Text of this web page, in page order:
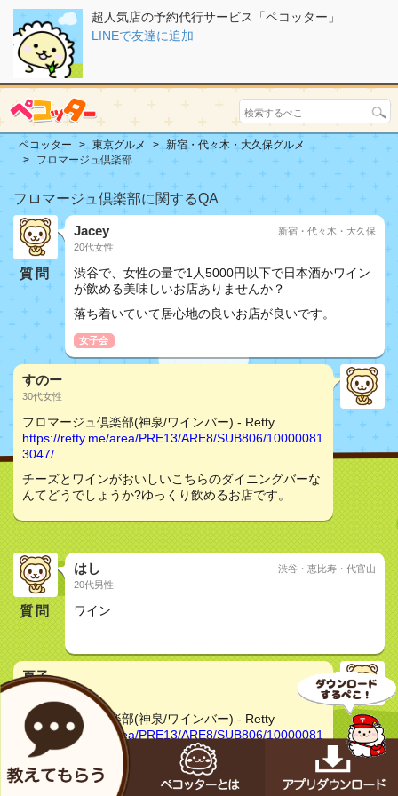
超人気店の予約代行サービス「ペコッター」
LINEで友達に追加
ペコッター 東京グルメ
新宿・代々木・大久保グルメ
フロマージュ倶楽部
フロマージュ倶楽部に関するQA
質問
Jacey
20代女性
新宿・代々木・大久保
渋谷で、女性の量で1人5000円以下で日本酒かワイン
が飲める美味しいお店ありませんか？
落ち着いていて居心地の良いお店が良いです。
女子会
すのー
30代女性
フロマージュ倶楽部(神泉/ワインバー) - Retty
https://retty.me/area/PRE13/ARE8/SUB806/10000081
3047/
チーズとワインがおいしいこちらのダイニングバーな
んてどうでしょうか?ゆっくり飲めるお店です。
質問
はし
20代男性
渋谷・恵比寿・代官山
ワイン
夏子
フロマージュ倶楽部(神泉/ワインバー) - Retty
https://retty.me/area/PRE13/ARE8/SUB806/10000081
3047/
カジュアルなフレンチはどうでしょうか?ワインの種
類が豊富でワインに合うチーズが美味しいお店です